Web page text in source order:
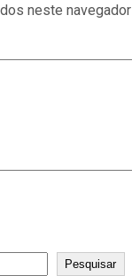
neste
Pesquisar